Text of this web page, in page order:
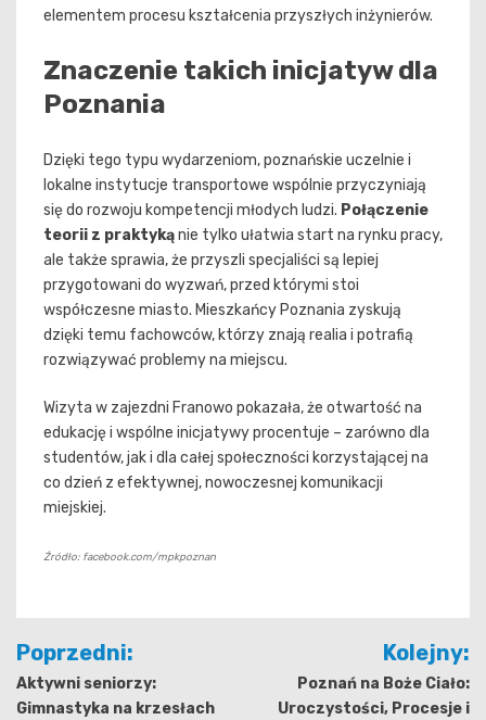
elementem procesu kształcenia przyszłych inżynierów.
Znaczenie takich inicjatyw dla
Poznania
Dzięki tego typu wydarzeniom, poznańskie uczelnie i
lokalne instytucje transportowe wspólnie przyczyniają
się do rozwoju kompetencji młodych ludzi. Połączenie
teorii z praktykąnie tylko ułatwia start na rynku pracy,
ale także sprawia, że przyszli specjaliści są lepiej
przygotowani do wyzwań, przed którymi stoi
współczesne miasto. Mieszkańcy Poznania zyskują
dzięki temu fachowców, którzy znają realia i potrafią
rozwiązywać problemy na miejscu.
Wizyta w zajezdni Franowo pokazała, że otwartość na
edukację i wspólne inicjatywy procentuje – zarówno dla
studentów, jak i dla całej społeczności korzystającej na
co dzień z efektywnej, nowoczesnej komunikacji
miejskiej.
Źródło: facebook.com/mpkpoznan
Nawigacja
wpisu
Poprzedni:
Aktywni seniorzy:
Gimnastyka na krzesłach
Kolejny:
Poznań na Boże Ciało:
Uroczystości, Procesje i